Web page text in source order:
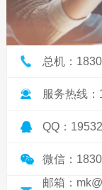
总机：
服务热线
QQ：
微信：
邮箱：